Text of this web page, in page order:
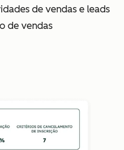
de vendas e leads
de vendas